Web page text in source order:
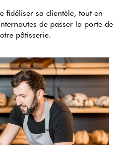
fidéliser sa clientèle, tout en
de passer la porte de
pâtisserie.